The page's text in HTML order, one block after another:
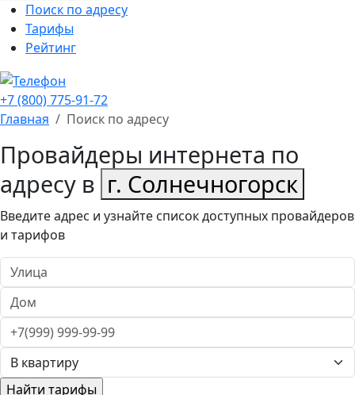
Поиск по адресу
Тарифы
Рейтинг
+7 (800) 775-91-72
Главная
Поиск по адресу
Провайдеры интернета по
адресу в г. Солнечногорск
Введите адрес и узнайте список доступных провайдеров
и тарифов